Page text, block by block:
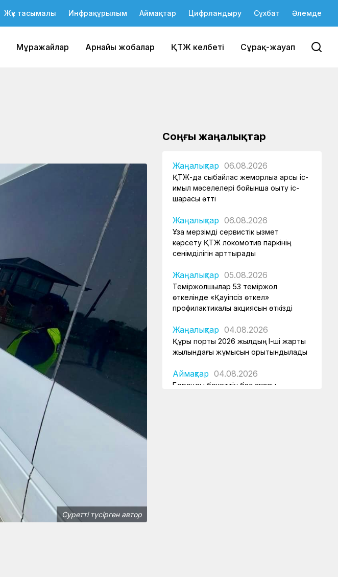
Жүк тасымалы Инфрақұрылым Аймақтар Цифрландыру Сұхбат Әлемде
Мұражайлар Арнайы жобалар ҚТЖ келбеті Сұрақ-жауап
Суретті түсірген автор
Соңғы жаңалықтар
Жаңалықтар 06.08.2026
ҚТЖ-да сыбайлас жемқорлыққа қарсы іс-
қимыл мәселелері бойынша оқыту іс-
шарасы өтті
Жаңалықтар 06.08.2026
Ұзақ мерзімді сервистік қызмет
көрсету ҚТЖ локомотив паркінің
сенімділігін арттырады
Жаңалықтар 05.08.2026
Теміржолшылар 53 теміржол
өткелінде «Қауіпсіз өткел»
профилактикалық акциясын өткізді
Жаңалықтар 04.08.2026
Құрық порты 2026 жылдың І-ші жарты
жылындағы жұмысын қорытындылады
Аймақтар 04.08.2026
Боранды бекеттің бас қақпасы